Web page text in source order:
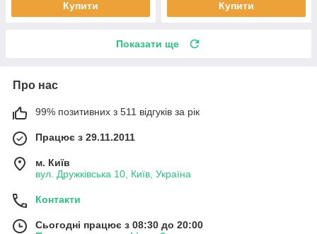
Купити Купити
Показати ще
Про нас
99% позитивних з 511 відгуків за рік
Працює з 29.11.2011
м. Київ
вул. Дружківська 10, Київ, Україна
Контакти
Сьогодні працює з 08:30 до 20:00